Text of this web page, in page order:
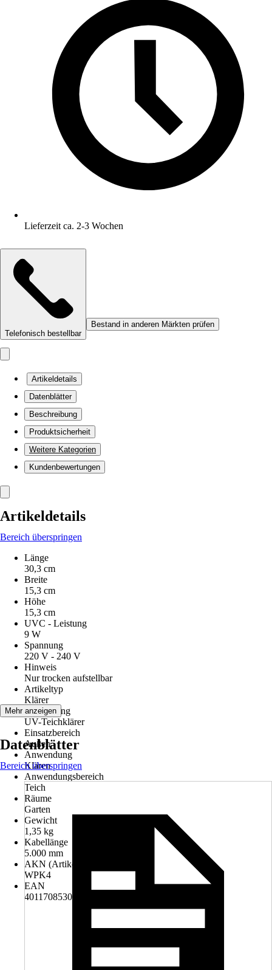
Lieferzeit ca. 2-3 Wochen
Telefonisch bestellbar
Bestand in anderen Märkten prüfen
Artikeldetails
Datenblätter
Beschreibung
Produktsicherheit
Weitere Kategorien
Kundenbewertungen
Artikeldetails
Bereich überspringen
Länge
30,3 cm
Breite
15,3 cm
Höhe
15,3 cm
UVC - Leistung
9 W
Spannung
220 V - 240 V
Hinweis
Nur trocken aufstellbar
Artikeltyp
Klärer
Ausführung
UV-Teichklärer
Einsatzbereich
Außen
Anwendung
Klären
Anwendungsbereich
Teich
Räume
Garten
Gewicht
1,35 kg
Kabellänge
5.000 mm
AKN (Artikelkurznummer)
WPK4
EAN
4011708530023
Mehr anzeigen
Datenblätter
Bereich überspringen